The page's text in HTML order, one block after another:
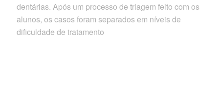
dentárias. Após um processo de triagem feito com os
alunos, os casos foram separados em níveis de
dificuldade de tratamento